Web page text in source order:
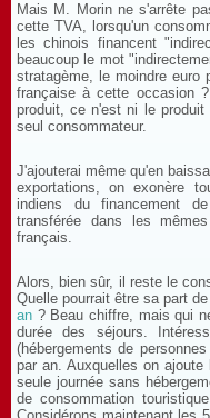
Mais M. Morin ne s'arrête
cette TVA, lorsqu'un
les chinois financent
beaucoup le mot
stratagème, le moindre euro
française à cette occasion
produit, ce n'est ni le
seul consommateur.
J'ajouterai même qu'en
exportations, on exonère
indiens du financement
transférée dans les
français.
Alors, bien sûr, il reste le
Quelle pourrait être sa part
an ? Beau chiffre, mais qui
durée des séjours.
(hébergements de
par an. Auxquelles on
seule journée sans
de consommation